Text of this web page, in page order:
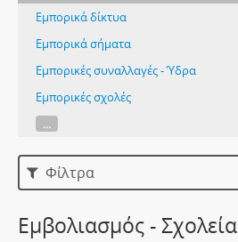
Εμπορικά δίκτυα
Εμπορικά σήματα
Εμπορικές συναλλαγές - Ύδρα
Εμπορικές σχολές
...
Φίλτρα
Εμβολιασμός - Σχολεία